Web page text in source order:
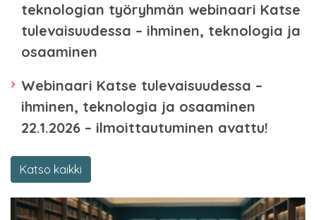
teknologian työryhmän webinaari Katse
tulevaisuudessa – ihminen, teknologia ja
osaaminen
Webinaari Katse tulevaisuudessa –
ihminen, teknologia ja osaaminen
22.1.2026 – ilmoittautuminen avattu!
Katso kaikki